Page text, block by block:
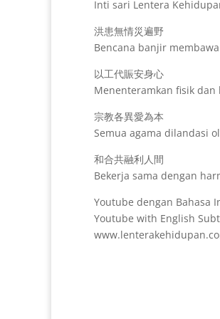
Inti sari Lentera
洪患無情災遍野
Bencana banjir
以工代賑安身心
Menenteramkan fisik
宗教各異愛為本
Semua agama dilandasi
和合共融利人間
Bekerja sama dengan
Youtube dengan Bahasa
Youtube with English